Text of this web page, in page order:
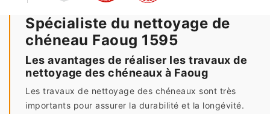
Spécialiste du nettoyage de
chéneau Faoug 1595
Les avantages de réaliser les travaux de
nettoyage des chéneaux à Faoug
Les travaux de nettoyage des chéneaux sont très
importants pour assurer la durabilité et la longévité.